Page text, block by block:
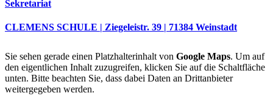
Sekretariat
CLEMENS SCHULE | Ziegeleistr. 39 | 71384 Weinstadt
Sie sehen gerade einen Platzhalterinhalt von Google Maps. Um auf
den eigentlichen Inhalt zuzugreifen, klicken Sie auf die Schaltfläche
unten. Bitte beachten Sie, dass dabei Daten an Drittanbieter
weitergegeben werden.